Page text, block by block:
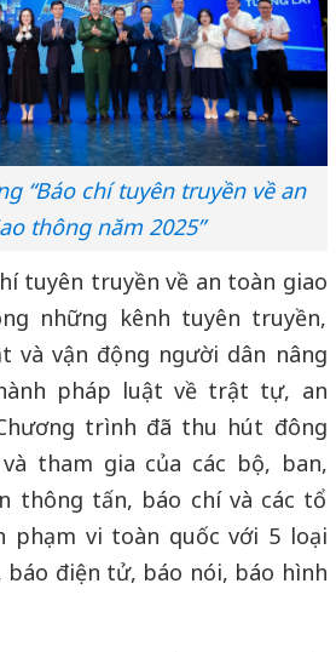
“Báo chí tuyên truyền về an
thông năm 2025”
tuyên truyền về an toàn giao
những kênh tuyên truyền,
và vận động người dân nâng
pháp luật về trật tự, an
trình đã thu hút đông
tham gia của các bộ, ban,
thông tấn, báo chí và các tổ
phạm vi toàn quốc với 5 loại
báo điện tử, báo nói, báo hình